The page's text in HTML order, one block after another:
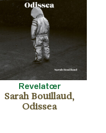
Revelatœr
Sarah Bouillaud,
Odissea